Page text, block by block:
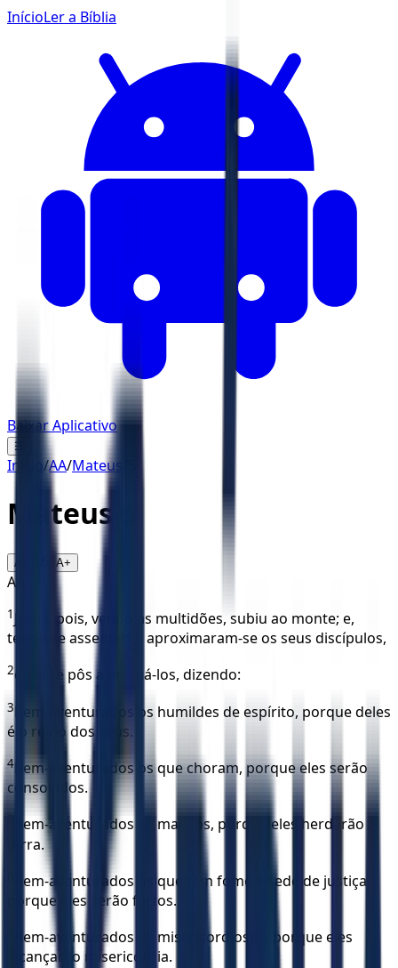
InícioLer a Bíblia
Baixar Aplicativo
☰
Início/AA/Mateus
Mateus
A- A+
AA
1 Jesus, pois, vendo as multidões, subiu ao monte; e,
tendo se assentado, aproximaram-se os seus discípulos,
2e ele se pôs a ensiná-los, dizendo:
3
Bem-aventurados os humildes de espírito, porque deles
é o reino dos céus.
4
Bem-aventurados os que choram, porque eles serão
consolados.
Bem-aventurados os mansos, porque eles herdarão a
terra.
Bem-aventurados os que têm fome e sede de justiça
porque eles serão fartos.
Bem-aventurados os misericordiosos, porque eles
alcançarão misericórdia.